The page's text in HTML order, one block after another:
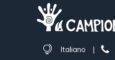
Italiano |